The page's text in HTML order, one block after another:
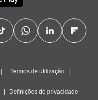
Termos de utilização
Definições de privacidade